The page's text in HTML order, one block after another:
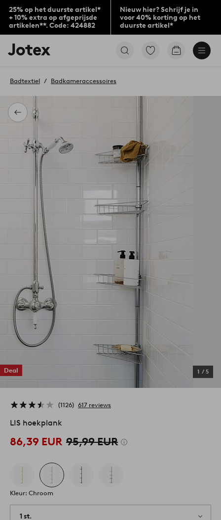
25% op het duurste artikel*
+ 10% extra op afgeprijsde
artikelen**. Code: 424882
Nieuw hier? Schrijf je in
voor 40% korting op het
duurste artikel*
Jotex
logo
to
home
page
Ga
Go
Terug
Badtextiel Badkameraccessoires
Deal 1 / 5
1126 617 reviews
LIS hoekplank
86,39 EUR 95,99 EUR
Kleur: Chroom
1 st.